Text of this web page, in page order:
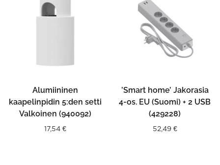
Alumiininen
kaapelinpidin 5:den setti
Valkoinen (940092)
17,54 €
’Smart home’ Jakorasia
4-os. EU (Suomi) + 2 USB
(429228)
52,49 €